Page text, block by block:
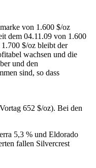
von 1.600 $/oz
dem 04.11.09 von 1.600
$/oz bleibt der
wachsen und die
und den
sind, so dass
652 $/oz). Bei den
5,3 % und Eldorado
fallen Silvercrest